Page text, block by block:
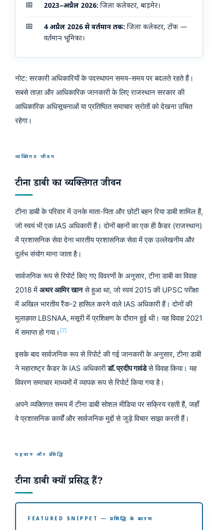
📅 2023–अप्रैल 2026: जिला कलेक्टर, बाड़मेर।
📅 4 अप्रैल 2026 से वर्तमान तक: जिला कलेक्टर, टोंक —
वर्तमान भूमिका।
नोट: सरकारी अधिकारियों के पदस्थापन समय-समय पर बदलते रहते हैं।
सबसे ताज़ा और आधिकारिक जानकारी के लिए राजस्थान सरकार की
आधिकारिक अधिसूचनाओं या प्रतिष्ठित समाचार स्रोतों को देखना उचित
रहेगा।
व्यक्तिगत जीवन
टीना डाबी का व्यक्तिगत जीवन
टीना डाबी के परिवार में उनके माता-पिता और छोटी बहन रिया डाबी शामिल हैं,
जो स्वयं भी एक IAS अधिकारी हैं। दोनों बहनों का एक ही कैडर (राजस्थान)
में प्रशासनिक सेवा देना भारतीय प्रशासनिक सेवा में एक उल्लेखनीय और
दुर्लभ संयोग माना जाता है।
सार्वजनिक रूप से रिपोर्ट किए गए विवरणों के अनुसार, टीना डाबी का विवाह
2018 में अथर आमिर खानसे हुआ था, जो स्वयं 2015 की UPSC परीक्षा
में अखिल भारतीय रैंक-2 हासिल करने वाले IAS अधिकारी हैं। दोनों की
मुलाक़ात LBSNAA, मसूरी में प्रशिक्षण के दौरान हुई थी। यह विवाह 2021
में समाप्त हो गया। [7]
इसके बाद सार्वजनिक रूप से रिपोर्ट की गई जानकारी के अनुसार, टीना डाबी
ने महाराष्ट्र कैडर के IAS अधिकारीडॉ. प्रदीप गावंडेसे विवाह किया। यह
विवरण समाचार माध्यमों में व्यापक रूप से रिपोर्ट किया गया है।
अपने व्यक्तिगत समय में टीना डाबी सोशल मीडिया पर सक्रिय रहती हैं, जहाँ
वे प्रशासनिक कार्यों और सार्वजनिक मुद्दों से जुड़े विचार साझा करती हैं।
पहचान और प्रसिद्धि
टीना डाबी क्यों प्रसिद्ध हैं?
FEATURED SNIPPET — प्रसिद्धि के कारण